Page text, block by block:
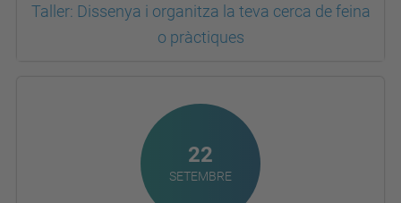
Taller: Dissenya i organitza la teva cerca de feina
o pràctiques
22
SETEMBRE